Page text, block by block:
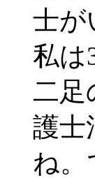
士が
私は
二足
護士
ね。